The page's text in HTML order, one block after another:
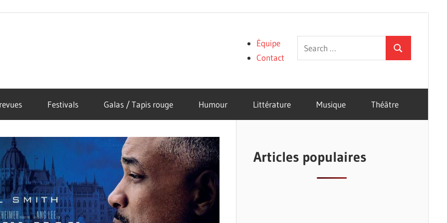
Search
for:
Search
Équipe
Contact
Festivals Galas / Tapis rouge Humour Littérature Musique Théâtre
Articles populaires